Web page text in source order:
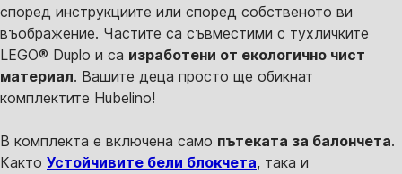
според инструкциите или според собственото ви
въображение. Частите са съвместими с тухличките
LEGO® Duplo и са изработени от екологично чист
материал. Вашите деца просто ще обикнат
комплектите Hubelino!
В комплекта е включена само пътеката за балончета.
Както Устойчивите бели блокчета, така и